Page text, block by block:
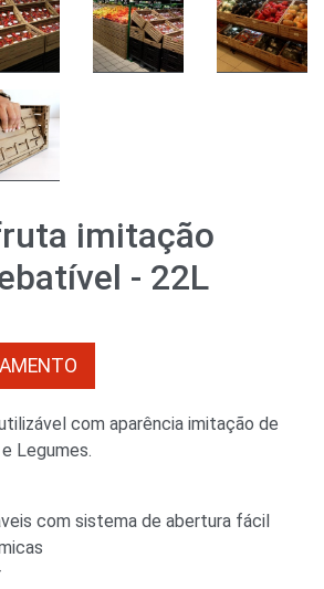
imitação
- 22L
com aparência imitação de
Legumes.
com sistema de abertura fácil